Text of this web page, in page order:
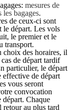
mesures de
les bagages.
de ceux-ci sont
le départ. Les vols
le premier et le
transport.
choix des horaires, il
de départ tardif
particulier, le départ
effective de départ
vous seront
convocation
départ. Chaque
retour au plus tard